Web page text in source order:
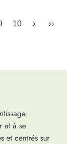
10 › ››
et à se
et centrés sur